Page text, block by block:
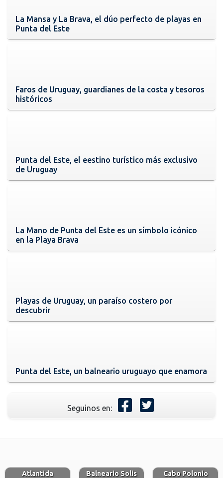
La Mansa y La Brava, el dúo perfecto de playas en
Punta del Este
Faros de Uruguay, guardianes de la costa y tesoros
históricos
Punta del Este, el eestino turístico más exclusivo
de Uruguay
La Mano de Punta del Este es un símbolo icónico
en la Playa Brava
Playas de Uruguay, un paraíso costero por
descubrir
Punta del Este, un balneario uruguayo que enamora
Seguinos en:
Atlantida Balneario Solis Cabo Polonio